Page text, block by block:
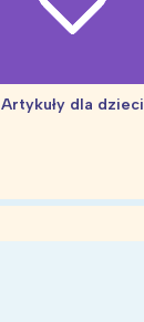
Artykuły dla dzieci